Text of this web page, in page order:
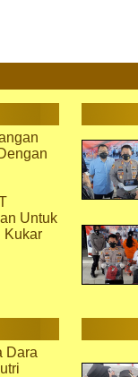
Untuk
Kukar
Dara